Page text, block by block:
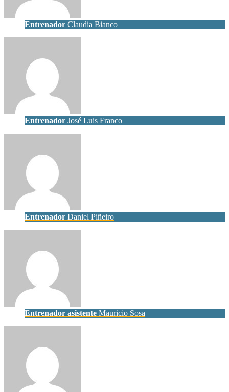
Entrenador Claudia Bianco
Entrenador José Luis Franco
Entrenador Daniel Piñeiro
Entrenador asistente Mauricio Sosa